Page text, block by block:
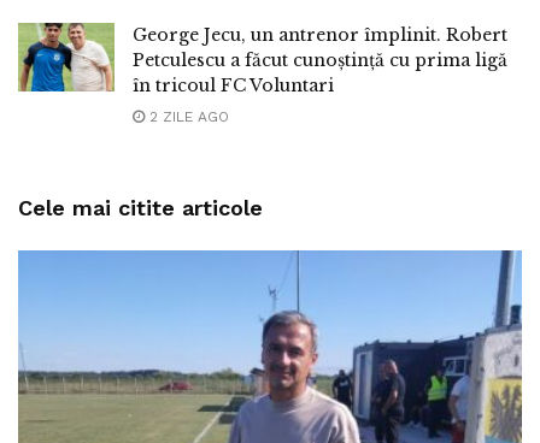
George Jecu, un antrenor împlinit. Robert
Petculescu a făcut cunoștință cu prima ligă
în tricoul FC Voluntari
2 ZILE AGO
Cele mai citite articole